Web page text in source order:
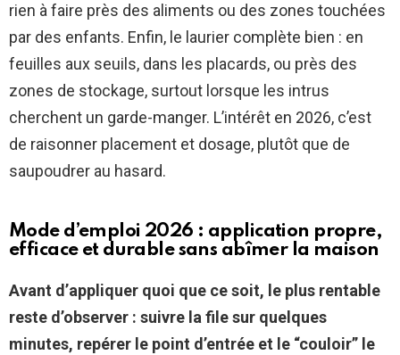
rien à faire près des aliments ou des zones touchées
par des enfants. Enfin, le laurier complète bien : en
feuilles aux seuils, dans les placards, ou près des
zones de stockage, surtout lorsque les intrus
cherchent un garde-manger. L’intérêt en 2026, c’est
de raisonner placement et dosage, plutôt que de
saupoudrer au hasard.
Mode d’emploi 2026 : application propre,
efficace et durable sans abîmer la maison
Avant d’appliquer quoi que ce soit, le plus rentable
reste d’observer : suivre la file sur quelques
minutes, repérer le point d’entrée et le “couloir” le